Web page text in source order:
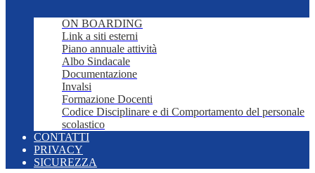
ON BOARDING
Link a siti esterni
Piano annuale attività
Albo Sindacale
Documentazione
Invalsi
Formazione Docenti
Codice Disciplinare e di Comportamento del personale
scolastico
CONTATTI
PRIVACY
SICUREZZA